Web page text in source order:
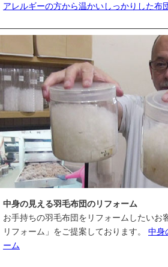
アレルギーの方から温かいしっかりした布
中身の見える羽毛布団のリフォーム
お手持ちの羽毛布団をリフォームしたいお
リフォーム」をご提案しております。 中身
ーム